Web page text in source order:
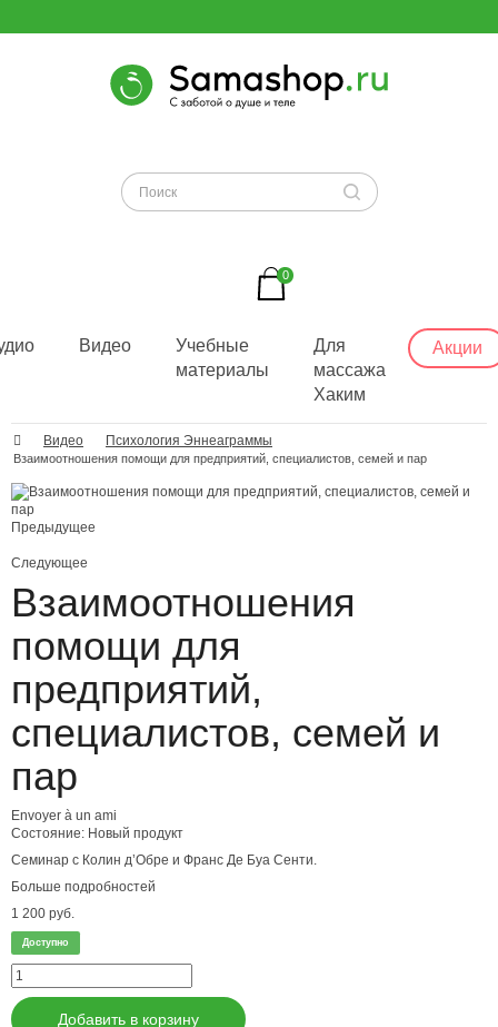
0
Видео
Учебные
материалы
Для
массажа
Хаким
Акции
Видео Психология Эннеаграммы
Взаимоотношения помощи для предприятий, специалистов, семей и пар
Предыдущее
Следующее
Взаимоотношения
помощи для
предприятий,
специалистов, семей и
пар
Envoyer à un ami
Состояние: Новый продукт
Семинар с Колин д’Обре и Франс Де Буа Сенти.
Больше подробностей
1 200 руб.
Доступно
Добавить в корзину